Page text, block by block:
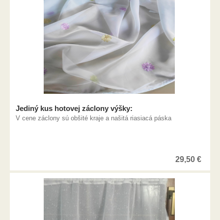
Jediný kus hotovej záclony výšky:
V cene záclony sú obšité kraje a našitá riasiacá páska
29,50 €